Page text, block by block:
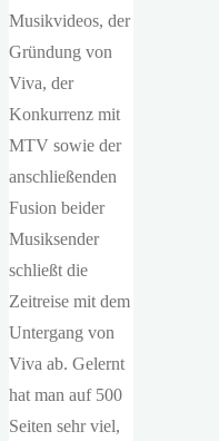
Musikvideos, der
Gründung von
Viva, der
Konkurrenz mit
MTV sowie der
anschließenden
Fusion beider
Musiksender
schließt die
Zeitreise mit dem
Untergang von
Viva ab. Gelernt
hat man auf 500
Seiten sehr viel,